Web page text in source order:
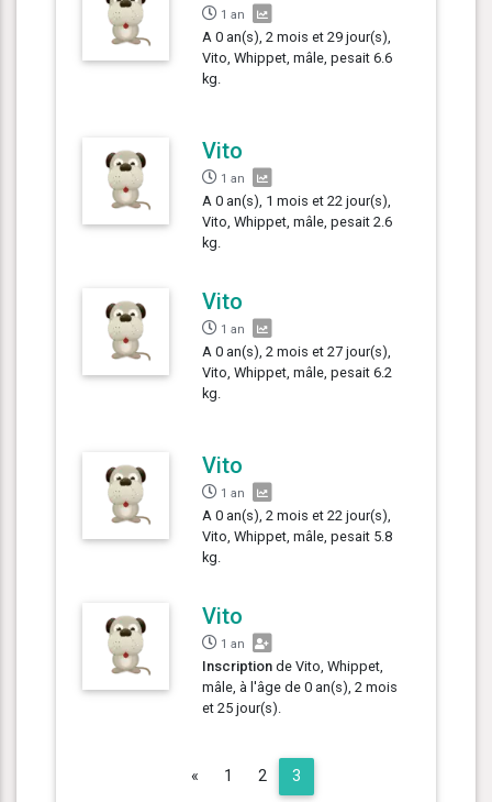
1 an
A 0 an(s), 2 mois et 29 jour(s),
Vito, Whippet, mâle, pesait 6.6
kg.
Vito
1 an
A 0 an(s), 1 mois et 22 jour(s),
Vito, Whippet, mâle, pesait 2.6
kg.
Vito
1 an
A 0 an(s), 2 mois et 27 jour(s),
Vito, Whippet, mâle, pesait 6.2
kg.
Vito
1 an
A 0 an(s), 2 mois et 22 jour(s),
Vito, Whippet, mâle, pesait 5.8
kg.
Vito
1 an
Inscription de Vito, Whippet,
mâle, à l'âge de 0 an(s), 2 mois
et 25 jour(s).
« Previous
1 2 3